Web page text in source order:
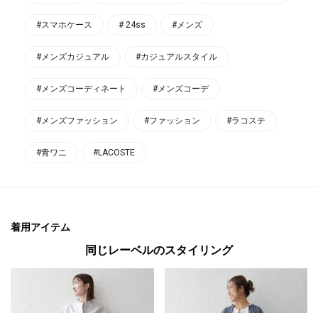
#スマホケース # 24ss #メンズ
#メンズカジュアル #カジュアルスタイル
#メンズコーディネート #メンズコーデ
#メンズファッション #ファッション #ラコステ
#青ワニ #LACOSTE
着用アイテム
同じレーベルのスタイリング